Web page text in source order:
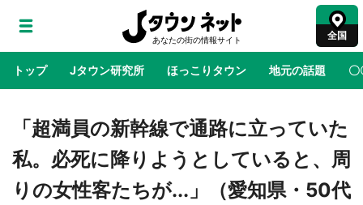
全国
トップ Jタウン研究所 ほっこりタウン 地元の話題 〇
地域×二次元 絶景 あの時はありがとう 物語がはじ
アニメ『はたらく細胞』と神奈川県の3度目コ
ラボ 作品の世界観通じて「小児がん」学べる
「超満員の新幹線で通路に立っていた
私。必死に降りようとしていると、周
りの女性客たちが...」（愛知県・50代